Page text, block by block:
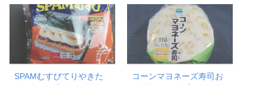
SPAMむすびてりやきた
コーンマヨネーズ寿司お